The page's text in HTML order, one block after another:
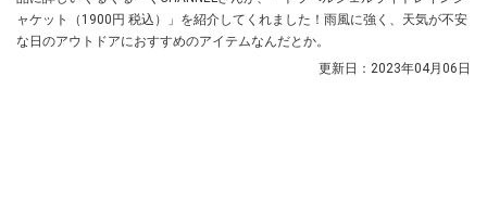
ャケット（1900円 税込）」を紹介してくれました！雨風に強く、天気が不安
な日のアウトドアにおすすめのアイテムなんだとか。
更新日： 2023年04月06日